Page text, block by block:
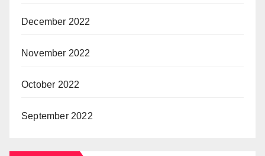
December 2022
November 2022
October 2022
September 2022